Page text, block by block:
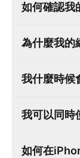
如何確認我
為什麼我的
我什麼時候
我可以同時
如何在